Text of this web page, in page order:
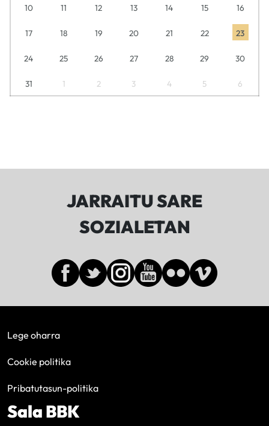
10 11 12 13 14 15 16
17 18 19 20 21 22 23
24 25 26 27 28 29 30
31 1 2 3 4 5 6
JARRAITU SARE
SOZIALETAN
Lege oharra
Cookie politika
Pribatutasun-politika
Sala BBK